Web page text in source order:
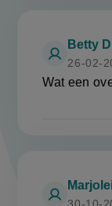
Wat een
Betty
26-02-